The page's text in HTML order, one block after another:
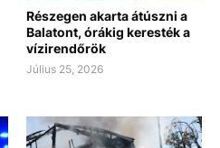
Részegen akarta átúszni a
Balatont, órákig keresték a
vízirendőrök
Július 25, 2026